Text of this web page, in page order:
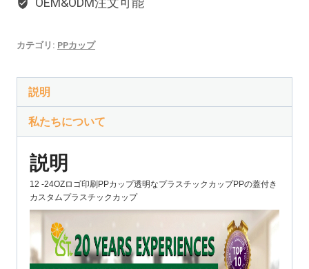
カテゴリ: PPカップ
説明
私たちについて
説明
12 -24OZロゴ印刷PPカップ透明なプラスチックカップPPの蓋付き
カスタムプラスチックカップ